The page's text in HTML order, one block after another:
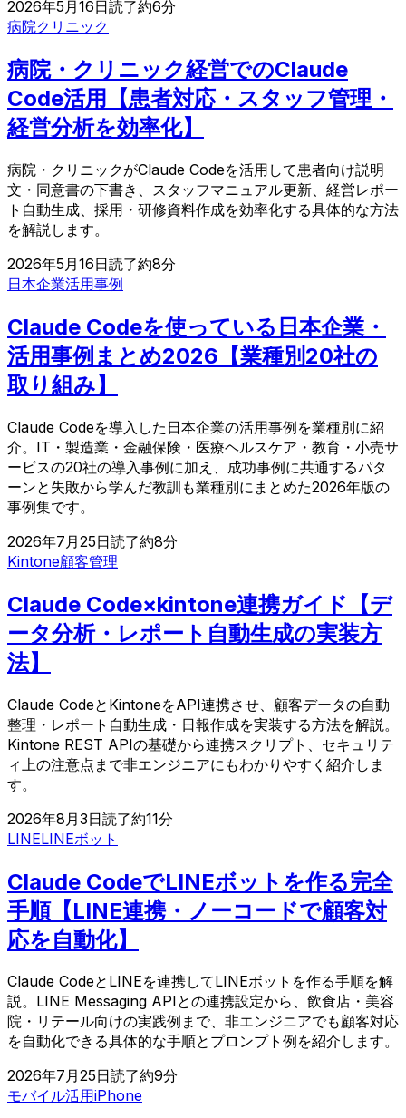
2026年5月16日読了約6分
病院クリニック
病院・クリニック経営でのClaude
Code活用【患者対応・スタッフ管理・
経営分析を効率化】
病院・クリニックがClaude Codeを活用して患者向け説明
文・同意書の下書き、スタッフマニュアル更新、経営レポー
ト自動生成、採用・研修資料作成を効率化する具体的な方法
を解説します。
2026年5月16日読了約8分
日本企業活用事例
Claude Codeを使っている日本企業・
活用事例まとめ2026【業種別20社の
取り組み】
Claude Codeを導入した日本企業の活用事例を業種別に紹
介。IT・製造業・金融保険・医療ヘルスケア・教育・小売サ
ービスの20社の導入事例に加え、成功事例に共通するパタ
ーンと失敗から学んだ教訓も業種別にまとめた2026年版の
事例集です。
2026年7月25日読了約8分
Kintone顧客管理
Claude Code×kintone連携ガイド【デ
ータ分析・レポート自動生成の実装方
法】
Claude CodeとKintoneをAPI連携させ、顧客データの自動
整理・レポート自動生成・日報作成を実装する方法を解説。
Kintone REST APIの基礎から連携スクリプト、セキュリテ
ィ上の注意点まで非エンジニアにもわかりやすく紹介しま
す。
2026年8月3日読了約11分
LINELINEボット
Claude CodeでLINEボットを作る完全
手順【LINE連携・ノーコードで顧客対
応を自動化】
Claude CodeとLINEを連携してLINEボットを作る手順を解
説。LINE Messaging APIとの連携設定から、飲食店・美容
院・リテール向けの実践例まで、非エンジニアでも顧客対応
を自動化できる具体的な手順とプロンプト例を紹介します。
2026年7月25日読了約9分
モバイル活用iPhone